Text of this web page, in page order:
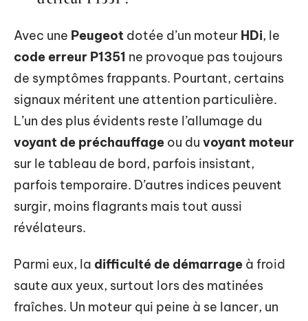
Avec une Peugeot dotée d’un moteur HDi, le
code erreur P1351 ne provoque pas toujours
de symptômes frappants. Pourtant, certains
signaux méritent une attention particulière.
L’un des plus évidents reste l’allumage du
voyant de préchauffage ou du voyant moteur
sur le tableau de bord, parfois insistant,
parfois temporaire. D’autres indices peuvent
surgir, moins flagrants mais tout aussi
révélateurs.
Parmi eux, la difficulté de démarrage à froid
saute aux yeux, surtout lors des matinées
fraîches. Un moteur qui peine à se lancer, un